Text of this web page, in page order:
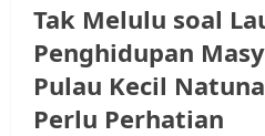
Tak Melulu soal
Penghidupan
Pulau Kecil
Perlu Perhatian